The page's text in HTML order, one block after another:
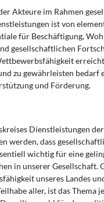
Akteure im Rahmen
ist von
für Beschäftigung,
gesellschaftlichen
zu gewährleisten bedarf
und Förderung.
Dienstleistungen
werden, dass
wichtig für eine
in unserer Gesellschaft.
unseres Landes
aller, ist das Thema